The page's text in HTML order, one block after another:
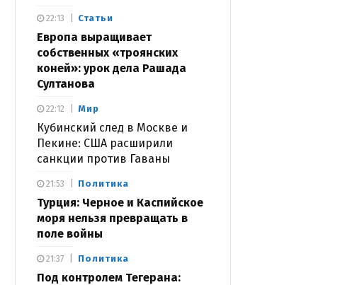
Статьи
Европа выращивает
собственных «троянских
коней»: урок дела Рашада
Султанова
22:13
Мир
Кубинский след в Москве и
Пекине: США расширили
санкции против Гаваны
22:12
Политика
Турция: Черное и Каспийское
моря нельзя превращать в
поле войны
21:53
Политика
Под контролем Тегерана:
21:37